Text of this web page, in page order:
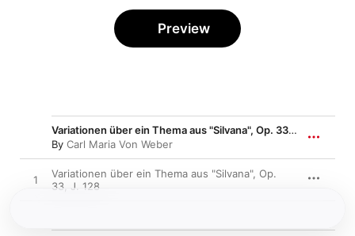
Preview
Variationen über ein Thema aus "Silvana", Op. 33, J. 128
By Carl Maria Von Weber
1
Variationen über ein Thema aus "Silvana", Op.
33, J. 128